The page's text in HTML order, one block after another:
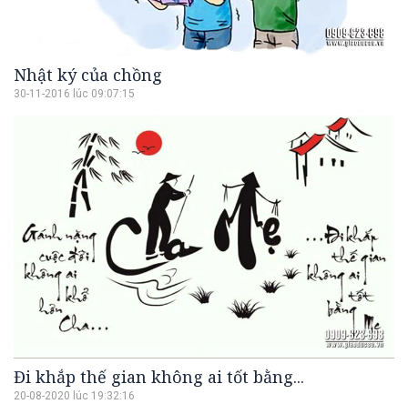
Nhật ký của chồng
30-11-2016 lúc 09:07:15
Đi khắp thế gian không ai tốt bằng...
20-08-2020 lúc 19:32:16